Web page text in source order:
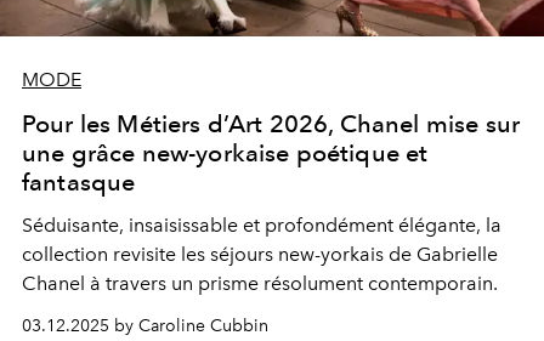
MODE
Pour les Métiers d’Art 2026, Chanel mise sur
une grâce new-yorkaise poétique et
fantasque
Séduisante, insaisissable et profondément élégante, la
collection revisite les séjours new-yorkais de Gabrielle
Chanel à travers un prisme résolument contemporain.
03.12.2025 by Caroline Cubbin